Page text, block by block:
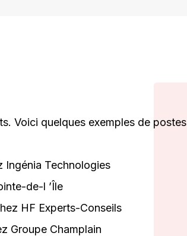
Voici quelques exemples de postes
Ingénia Technologies​
de-l ’Île​
HF Experts-Conseils​
Groupe Champlain​